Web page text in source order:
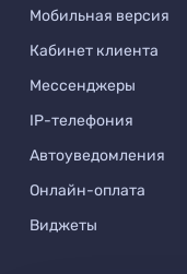
Мобильная версия
Кабинет клиента
Мессенджеры
IP-телефония
Автоуведомления
Онлайн-оплата
Виджеты